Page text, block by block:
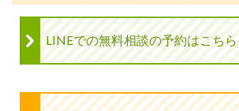
LINEでの無料相談の予約はこちら